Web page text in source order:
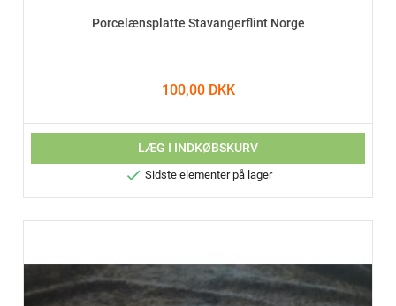
Porcelænsplatte Stavangerflint Norge
100,00 DKK
LÆG I INDKØBSKURV
 Sidste elementer på lager